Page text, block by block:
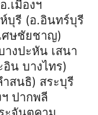
เมืองฯ
บุรี (อ.อินทร์บุรี
ศษชัยชาญ)
งปะหัน เสนา
น บางไทร)
สนธิ) สระบุรี
ปากพลี